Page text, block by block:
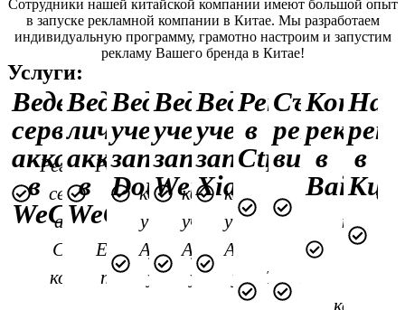
Сотрудники нашей китайской компании имеют большой опыт
в запуске рекламной компании в Китае. Мы разработаем
индивидуальную программу, грамотно настроим и запустим
рекламу Вашего бренда в Китае!
Услуги:
Ведение
сервисного
аккаунта
в
WeChat
Регистрация
сервисного
аккаунта
Создание
контента
Ведение
личного
аккаунта
в
WeChat
Регистрация
личного
аккаунта
Ежедневные
публикации
Ведение
учетной
записи
Douyin
Регистрация
корпоративной
учетной записи
Аутентификация
учетной записи
Разработка
Ведение
учетной
записи
Weibo
Регистрация
корпоративной
учетной записи
Аутентификация
учетной записи
Разработка
Ведение
учетной
записи
Xiaohongshu
Регистрация
корпоративной
учетной записи
Аутентификация
учетной записи
Разработка
Реклама
в
Ctrip
Размещение
баннерной
рекламы в
Ctrip
реклама
Съемка
Анализ
целевой
аудитории
заказчика
креативов
в
Baidu
Baidu
в